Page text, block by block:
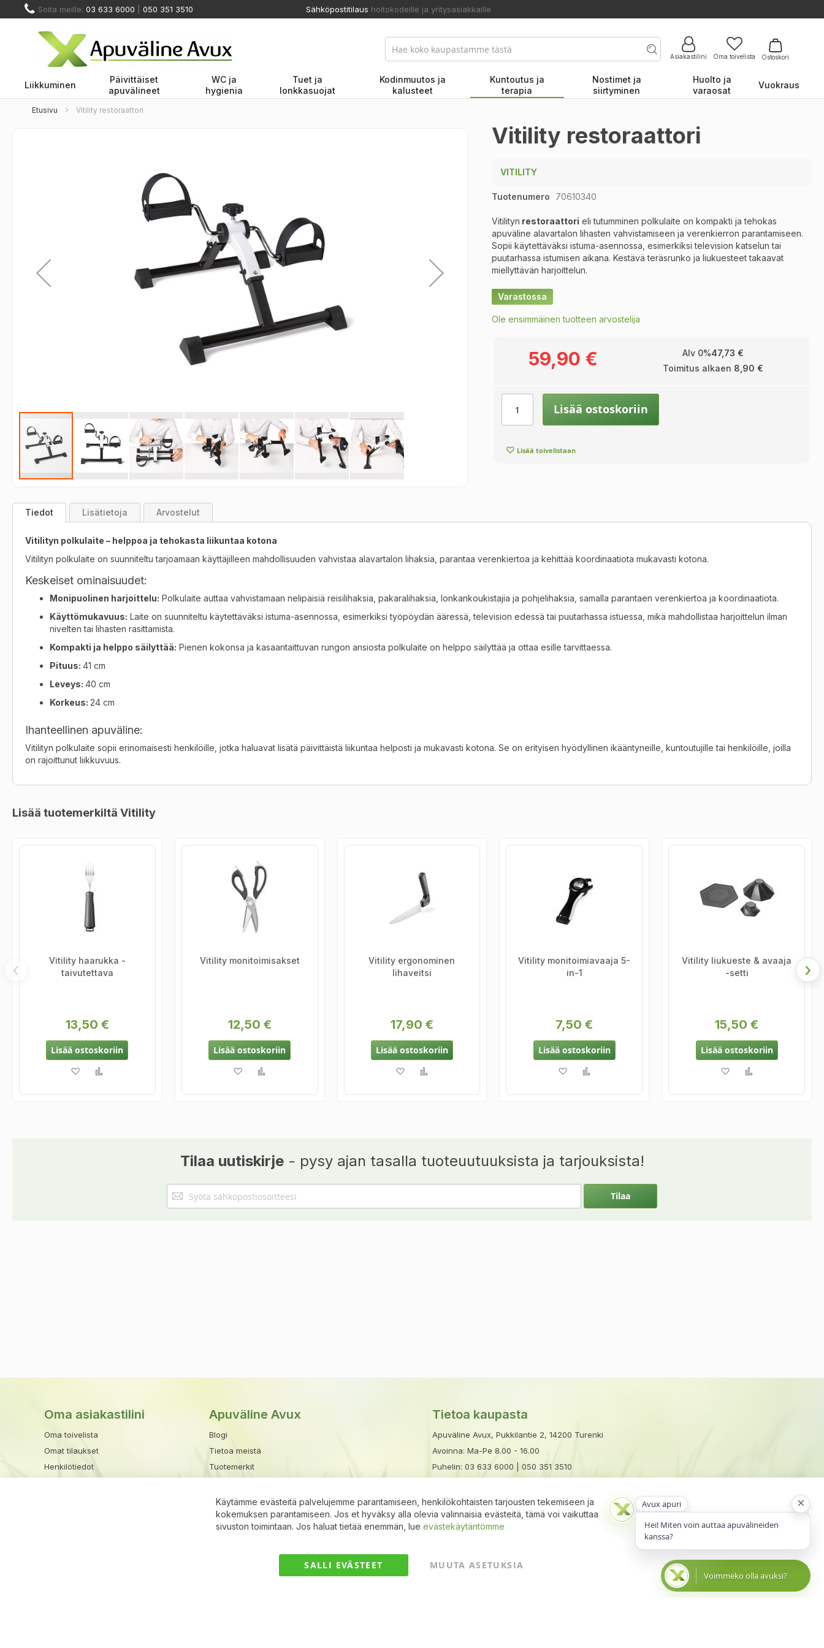
Skip
to
Content
Soita meille: 03 633 6000 050 351 3510 Sähköpostitilaus hoitokodeille ja yritysasiakkaille
Asiakastilini Oma toivelista Ostoskori
Liikkuminen
Päivittäiset
apuvälineet
WC ja
hygienia
Tuet ja
lonkkasuojat
Kodinmuutos ja
kalusteet
Kuntoutus ja
terapia
Nostimet ja
siirtyminen
Huolto ja
varaosat
Vuokraus
Etusivu Vitility restoraattori
to
gallery
Vitility restoraattori
VITILITY
Tuotenumero 70610340
Vitilityn restoraattori eli tutumminen polkulaite on kompakti ja tehokas
apuväline alavartalon lihasten vahvistamiseen ja verenkierron parantamiseen.
Sopii käytettäväksi istuma-asennossa, esimerkiksi television katselun tai
puutarhassa istumisen aikana. Kestävä teräsrunko ja liukuesteet takaavat
miellyttävän harjoittelun.
Varastossa
Ole ensimmäinen tuotteen arvostelija
59,90 € Alv 0%47,73 €
Toimitus alkaen 8,90 €
Lisää ostoskoriin
Lisää toivelistaan
Tiedot
Vitilityn polkulaite – helppoa ja tehokasta liikuntaa kotona
Vitilityn polkulaite on suunniteltu tarjoamaan käyttäjilleen mahdollisuuden vahvistaa alavartalon lihaksia, parantaa verenkiertoa ja kehittää koordinaatiota mukavasti kotona.
Keskeiset ominaisuudet:
Monipuolinen harjoittelu: Polkulaite auttaa vahvistamaan nelipäisiä reisilihaksia, pakaralihaksia, lonkankoukistajia ja pohjelihaksia, samalla parantaen verenkiertoa ja koordinaatiota.
Käyttömukavuus: Laite on suunniteltu käytettäväksi istuma-asennossa, esimerkiksi työpöydän ääressä, television edessä tai puutarhassa istuessa, mikä mahdollistaa harjoittelun ilman
nivelten tai lihasten rasittamista.
Kompakti ja helppo säilyttää: Pienen kokonsa ja kasaantaittuvan rungon ansiosta polkulaite on helppo säilyttää ja ottaa esille tarvittaessa.
Pituus: 41 cm
Leveys: 40 cm
Korkeus: 24 cm
Ihanteellinen apuväline:
Vitilityn polkulaite sopii erinomaisesti henkilöille, jotka haluavat lisätä päivittäistä liikuntaa helposti ja mukavasti kotona. Se on erityisen hyödyllinen ikääntyneille, kuntoutujille tai henkilöille, joilla
on rajoittunut liikkuvuus.
Lisätietoja Arvostelut
Lisää tuotemerkiltä Vitility
Vitility haarukka -
taivutettava
13,50 €
Lisää ostoskoriin
Lisää toivelistaan
Vitility monitoimisakset
12,50 €
Lisää ostoskoriin
Lisää toivelistaan
Vitility ergonominen
lihaveitsi
17,90 €
Lisää ostoskoriin
Lisää toivelistaan
Vitility monitoimiavaaja 5-
in-1
7,50 €
Lisää ostoskoriin
Lisää toivelistaan
Vitility liukueste & avaaja
-setti
15,50 €
Lisää ostoskoriin
Lisää toivelistaan
‹ ›
Tilaa uutiskirje- pysy ajan tasalla tuoteuutuuksista ja tarjouksista!
uutiskirjeemme:
Tilaa
Oma asiakastilini
Oma toivelista
Omat tilaukset
Henkilötiedot
Apuväline Avux
Blogi
Tietoa meistä
Tuotemerkit
Maksu- ja toimitustavat
Rekisteriseloste
Ota yhteyttä
Tietoa kaupasta
Apuväline Avux, Pukkilantie 2, 14200 Turenki
Avoinna: Ma-Pe 8.00 - 16.00
Puhelin:03 633 6000 |050 351 3510
Avux apuri
Hei! Miten voin auttaa apuvälineiden
kanssa?
×
Voimmeko olla avuksi?
Close
Käytämme evästeitä palvelujemme parantamiseen, henkilökohtaisten tarjousten tekemiseen ja
kokemuksen parantamiseen. Jos et hyväksy alla olevia valinnaisia evästeitä, tämä voi vaikuttaa
sivuston toimintaan. Jos haluat tietää enemmän, lue evästekäytäntömme
SALLI EVÄSTEET MUUTA ASETUKSIA